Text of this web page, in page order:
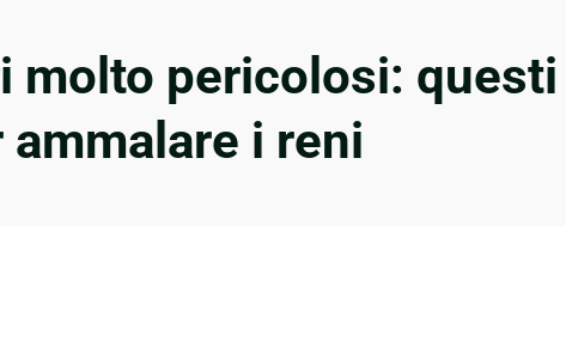
molto pericolosi: questi
i reni